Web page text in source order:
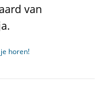
van
horen!